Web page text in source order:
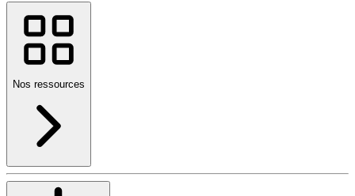
Nos ressources